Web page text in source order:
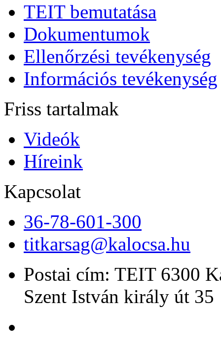
TEIT bemutatása
Dokumentumok
Ellenőrzési tevékenység
Információs tevékenység
Friss tartalmak
Videók
Híreink
Kapcsolat
36-78-601-300
titkarsag@kalocsa.hu
Postai cím: TEIT 6300
Szent István király út 35